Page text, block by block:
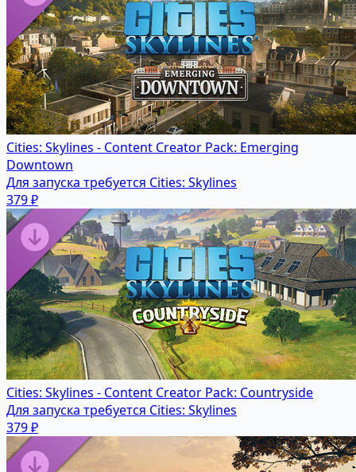
Cities: Skylines - Content Creator Pack: Emerging
Downtown
Для запуска требуется Cities: Skylines
379 ₽
Cities: Skylines - Content Creator Pack: Countryside
Для запуска требуется Cities: Skylines
379 ₽